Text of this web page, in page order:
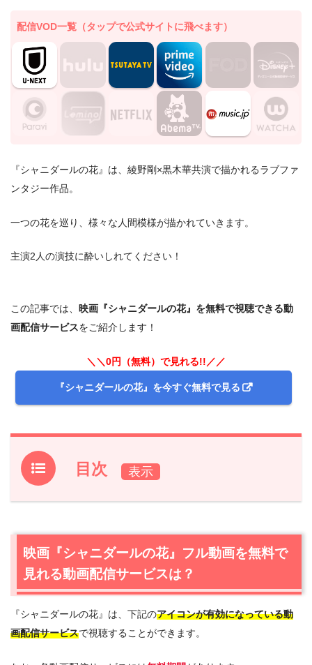
配信VOD一覧（タップで公式サイトに飛べます）
『シャニダールの花』は、綾野剛×黒木華共演で描かれるラブファ
ンタジー作品。
一つの花を巡り、様々な人間模様が描かれていきます。
主演2人の演技に酔いしれてください！
この記事では、 映画『シャニダールの花』を無料で視聴できる動
画配信サービスをご紹介します！
＼＼0円（無料）で見れる!!／／
『シャニダールの花』を今すぐ無料で見る
目次
1.映画『シャニダールの花』フル動画を無料で見れる動画
おすすめ
1.2映画『シャニダールの花』を動画配信＆宅配レンタルで
楽しめるTSUTAYA TVもおすすめ
2.『シャニダールの花』作品情報
2.1『シャニダールの花』あらすじ
映画『シャニダールの花』フル動画を無料で
見れる動画配信サービスは？
『シャニダールの花』は、下記のアイコンが有効になっている動
画配信サービスで視聴することができます。